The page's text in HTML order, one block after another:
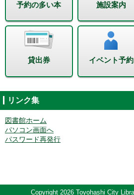
予約の多い本 施設案内
貸出券 イベント予約
リンク集
図書館ホーム
パソコン画面へ
パスワード再発行
Copyright 2026 Toyohashi City